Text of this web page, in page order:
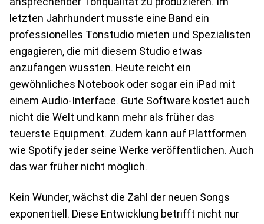
letzten Jahrhundert musste eine Band ein
professionelles Tonstudio mieten und Spezialisten
engagieren, die mit diesem Studio etwas
anzufangen wussten. Heute reicht ein
gewöhnliches Notebook oder sogar ein iPad mit
einem Audio-Interface. Gute Software kostet auch
nicht die Welt und kann mehr als früher das
teuerste Equipment. Zudem kann auf Plattformen
wie Spotify jeder seine Werke veröffentlichen. Auch
das war früher nicht möglich.
Kein Wunder, wächst die Zahl der neuen Songs
exponentiell. Diese Entwicklung betrifft nicht nur